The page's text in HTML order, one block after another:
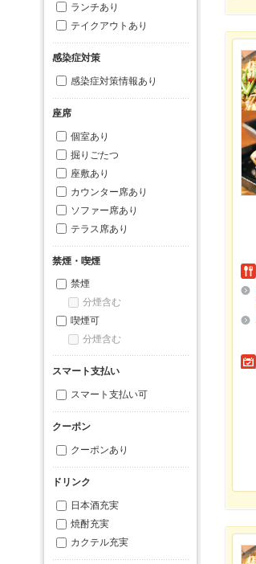
ランチあり
テイクアウトあり
感染症対策
感染症対策情報あり
座席
個室あり
掘りごたつ
座敷あり
カウンター席あり
ソファー席あり
テラス席あり
禁煙・喫煙
禁煙
分煙含む
喫煙可
分煙含む
スマート支払い
スマート支払い可
クーポン
クーポンあり
ドリンク
日本酒充実
焼酎充実
カクテル充実